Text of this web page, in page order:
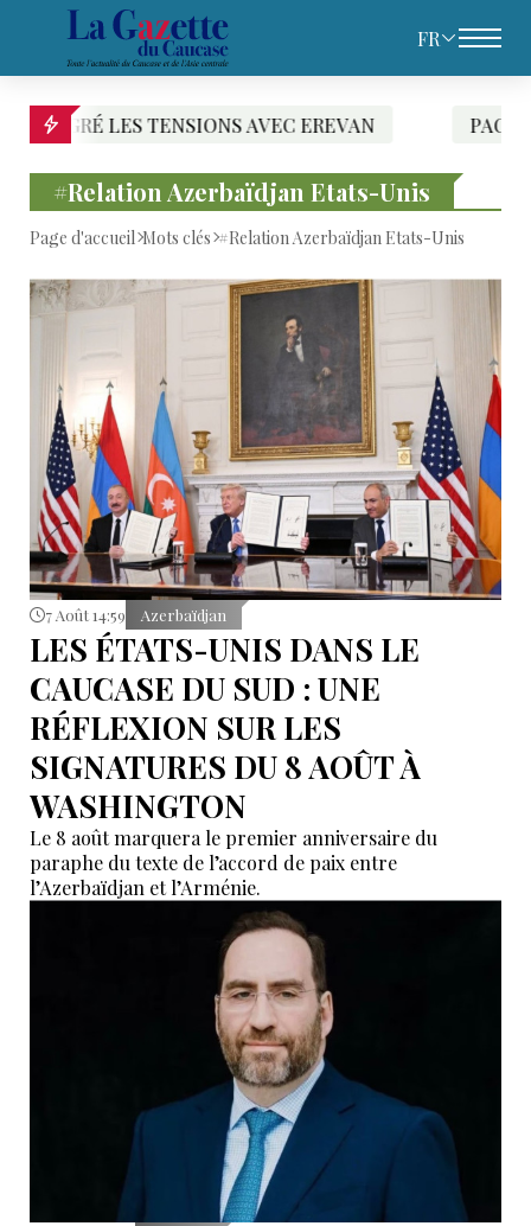
FR
EREVAN PACHINIAN DESIGNE LES
#Relation Azerbaïdjan Etats-Unis
Page d'accueil Mots clés #Relation Azerbaïdjan Etats-Unis
7 Août 14:59 Azerbaïdjan
LES ÉTATS-UNIS DANS LE
CAUCASE DU SUD : UNE
RÉFLEXION SUR LES
SIGNATURES DU 8 AOÛT À
WASHINGTON
Le 8 août marquera le premier anniversaire du
paraphe du texte de l’accord de paix entre
l’Azerbaïdjan et l’Arménie.